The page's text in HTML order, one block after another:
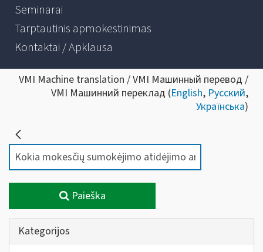
Seminarai
Tarptautinis apmokestinimas
Kontaktai / Apklausa
VMI Machine translation / VMI Машинный перевод /
VMI Машинний переклад (English, Русский,
Українська)
Paieška
Kategorijos